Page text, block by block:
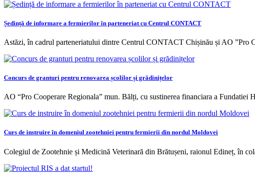
Ședință de informare a fermierilor în parteneriat cu Centrul CONTACT
Astăzi, în cadrul parteneriatului dintre Centrul CONTACT Chișinău și AO ”Pro
Concurs de granturi pentru renovarea școlilor și grădinițelor
AO “Pro Cooperare Regionala” mun. Bălți, cu sustinerea financiara a
Curs de instruire în domeniul zootehniei pentru fermierii din nordul Moldovei
Colegiul de Zootehnie și Medicină Veterinară din Brătușeni, raionul Edineț, în